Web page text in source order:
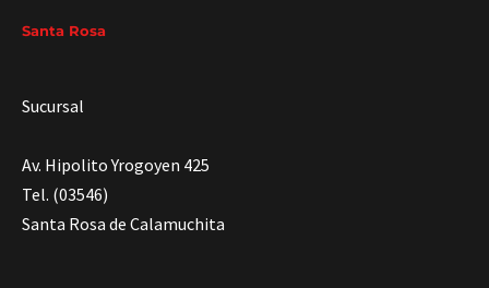
Santa Rosa
Sucursal
Av. Hipolito Yrogoyen 425
Tel. (03546)
Santa Rosa de Calamuchita